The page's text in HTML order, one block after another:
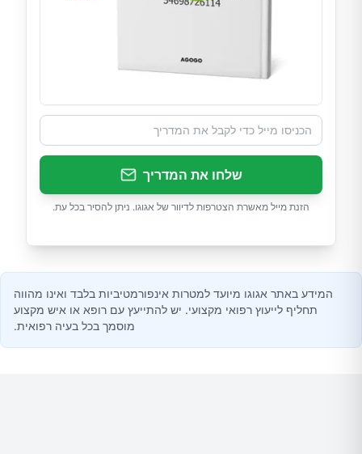
שלחו את המדריך
הזנת מייל מאשרת הצטרפות לדיוור של אגוגו. ניתן להסיר בכל עת.
המידע באתר אגוגו מיועד למטרות אינפורמטיביות בלבד ואינו מהווה
תחליף לייעוץ רפואי מקצועי. יש להתייעץ עם רופא או איש מקצוע
מוסמך בכל בעיה רפואית.